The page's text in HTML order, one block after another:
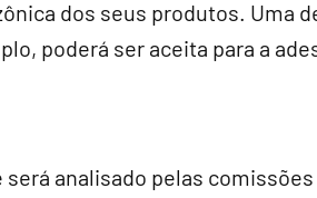
dos seus produtos. Uma
poderá ser aceita para a
será analisado pelas